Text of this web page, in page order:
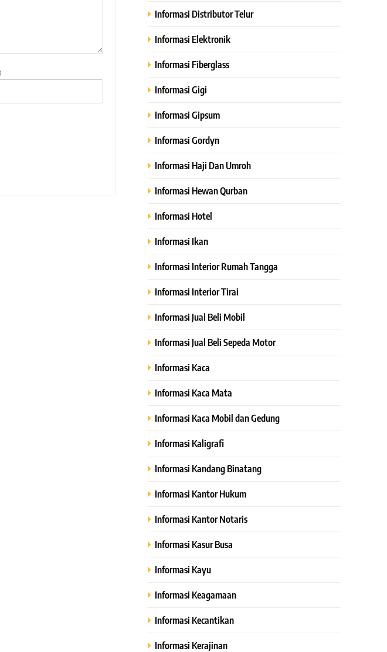
Informasi Distributor Telur
Informasi Elektronik
Informasi Fiberglass
Informasi Gigi
Informasi Gipsum
Informasi Gordyn
Informasi Haji Dan Umroh
Informasi Hewan Qurban
Informasi Hotel
Informasi Ikan
Informasi Interior Rumah Tangga
Informasi Interior Tirai
Informasi Jual Beli Mobil
Informasi Jual Beli Sepeda Motor
Informasi Kaca
Informasi Kaca Mata
Informasi Kaca Mobil dan Gedung
Informasi Kaligrafi
Informasi Kandang Binatang
Informasi Kantor Hukum
Informasi Kantor Notaris
Informasi Kasur Busa
Informasi Kayu
Informasi Keagamaan
Informasi Kecantikan
Informasi Kerajinan